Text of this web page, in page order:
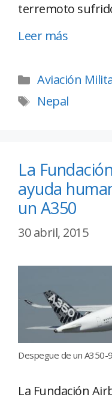
terremoto
Leer más
Aviación
Nepal
La
ayuda
un A350
30 abril, 2015
Despegue de un A350-
La Fundación